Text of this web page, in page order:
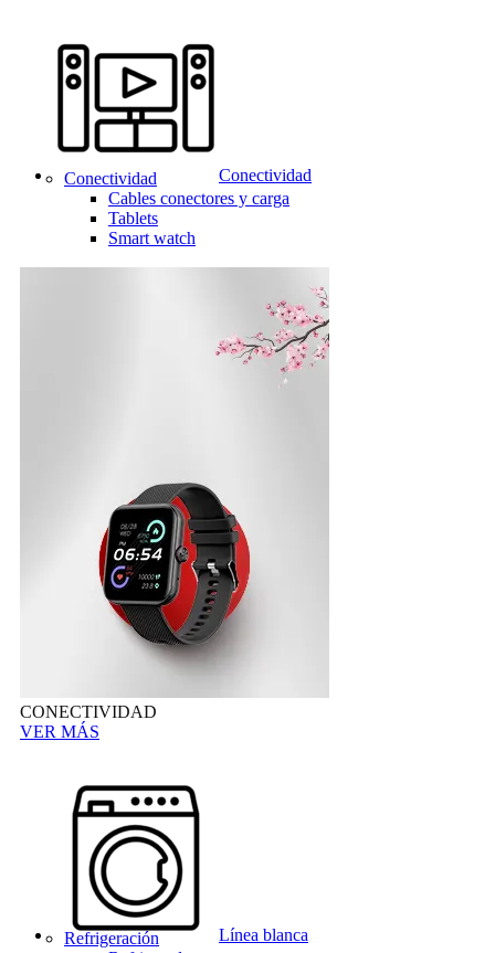
Conectividad
Conectividad
Cables conectores y carga
Tablets
Smart watch
CONECTIVIDAD
VER MÁS
Línea blanca
Refrigeración